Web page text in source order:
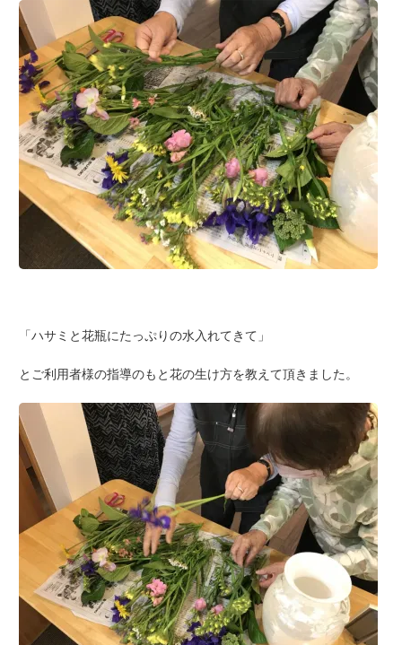
「ハサミと花瓶にたっぷりの水入れてきて」
とご利用者様の指導のもと花の生け方を教えて頂きました。